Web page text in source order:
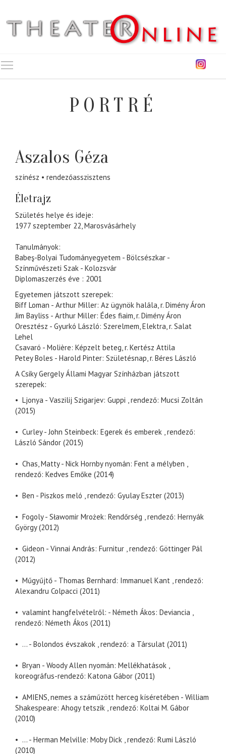
PORTRÉ
Aszalos Géza
színész rendezőasszisztens
Életrajz
Születés helye és ideje:
1977 szeptember 22, Marosvásárhely
Tanulmányok:
Babeş-Bolyai Tudományegyetem - Bölcsészkar -
Színművészeti Szak - Kolozsvár
Diplomaszerzés éve : 2001
Egyetemen játszott szerepek:
Biff Loman - Arthur Miller: Az ügynök halála, r. Dimény Áron
Jim Bayliss - Arthur Miller: Édes fiaim, r. Dimény Áron
Oresztész - Gyurkó László: Szerelmem, Elektra, r. Salat
Lehel
Csavaró - Molière: Képzelt beteg, r. Kertész Attila
Petey Boles - Harold Pinter: Születésnap, r. Béres László
A Csiky Gergely Állami Magyar Színházban játszott
szerepek:
• Ljonya - Vaszilij Szigarjev: Guppi , rendező: Mucsi Zoltán
(2015)
• Curley - John Steinbeck: Egerek és emberek , rendező:
László Sándor (2015)
• Chas, Matty - Nick Hornby nyomán: Fent a mélyben ,
rendező: Kedves Emőke (2014)
• Ben - Piszkos meló , rendező: Gyulay Eszter (2013)
• Fogoly - Sławomir Mrożek: Rendőrség , rendező: Hernyák
György (2012)
• Gideon - Vinnai András: Furnitur , rendező: Göttinger Pál
(2012)
• Műgyűjtő - Thomas Bernhard: Immanuel Kant , rendező:
Alexandru Colpacci (2011)
• valamint hangfelvételről: - Németh Ákos: Deviancia ,
rendező: Németh Ákos (2011)
• ... - Bolondos évszakok , rendező: a Társulat (2011)
• Bryan - Woody Allen nyomán: Mellékhatások ,
koreográfus-rendező: Katona Gábor (2011)
• AMIENS, nemes a száműzött herceg kíséretében - William
Shakespeare: Ahogy tetszik , rendező: Koltai M. Gábor
(2010)
• ... - Herman Melville: Moby Dick , rendező: Rumi László
(2010)